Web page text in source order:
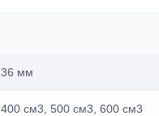
36 мм
400 см3, 500 см3, 600 см3